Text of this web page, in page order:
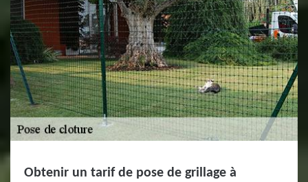
Obtenir un tarif de pose de grillage à